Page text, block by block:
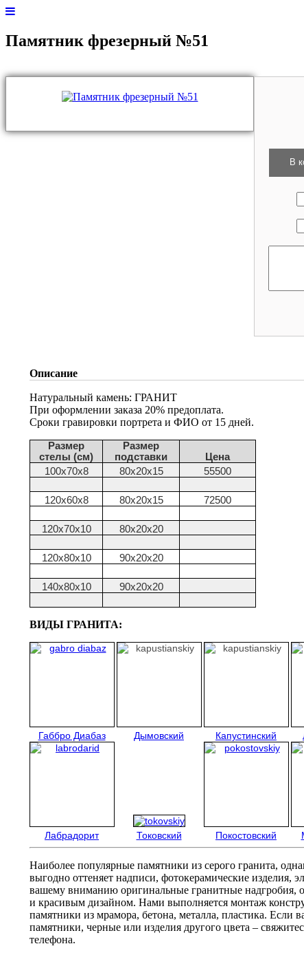
Памятник фрезерный №51
Описание
Натуральный камень: ГРАНИТ
При оформлении заказа 20% предоплата.
Сроки гравировки портрета и ФИО от 15 дней.
Размер
стелы (см)
Размер
подставки
Цена
100х70х8
80х20х15 55500
120х60х8 80х20х15 72500
120х70х10 80х20х20
120х80х10 90х20х20
140х80х10 90х20х20
ВИДЫ ГРАНИТА:
Габбро Диабаз Дымовский Капустинский
Лабрадорит Токовский Покостовский
Наиболее популярные памятники из серого гранита,
выгодно оттеняет надписи, фотокерамические изделия,
вашему вниманию оригинальные гранитные надгробия,
и красивым дизайном. Нами выполняется монтаж
памятники из мрамора, бетона, металла, пластика. Если
памятники, черные или изделия другого цвета –
телефона.